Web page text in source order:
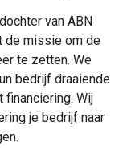
van ABN
de missie om de
te zetten. We
bedrijf draaiende
financiering. Wij
je bedrijf naar